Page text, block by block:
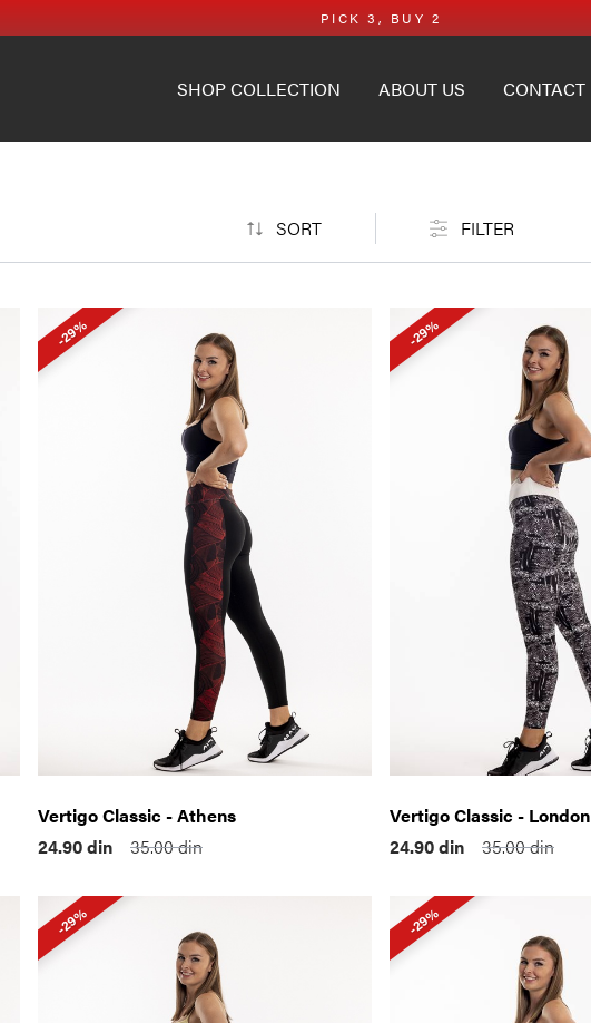
PICK 3, BUY 2
SHOP COLLECTION ABOUT US CONTACT
SORT FILTER
-29%
Vertigo Classic - Athens
24.90din 35.00din
-29%
Vertigo Classic - London
24.90din 35.00din
-29% -29%